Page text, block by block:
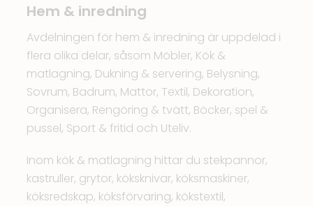
Hem & inredning
Avdelningen för hem & inredning är uppdelad i
flera olika delar, såsom Möbler, Kök &
matlagning, Dukning & servering, Belysning,
Sovrum, Badrum, Mattor, Textil, Dekoration,
Organisera, Rengöring & tvätt, Böcker, spel &
pussel, Sport & fritid och Uteliv.
Inom kök & matlagning hittar du stekpannor,
kastruller, grytor, köksknivar, köksmaskiner,
köksredskap, köksförvaring, kökstextil,